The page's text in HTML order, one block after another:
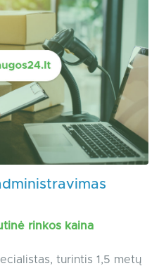
rinkos kaina
turintis 1,5 metų